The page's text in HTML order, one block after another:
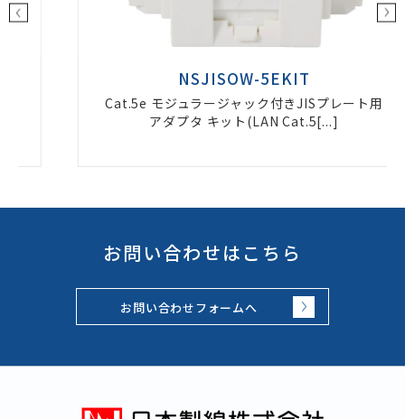
NSJISOW-5EKIT
Cat.5e モジュラージャック付きJISプレート用
アダプタ キット(LAN Cat.5[...]
お問い合わせはこちら
お問い合わせフォームへ